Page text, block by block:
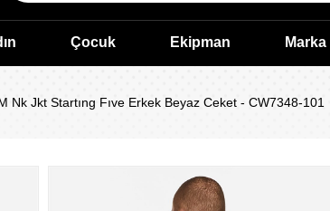
Çocuk Ekipman Marka
Nk Jkt Startıng Fıve Erkek Beyaz Ceket - CW7348-101